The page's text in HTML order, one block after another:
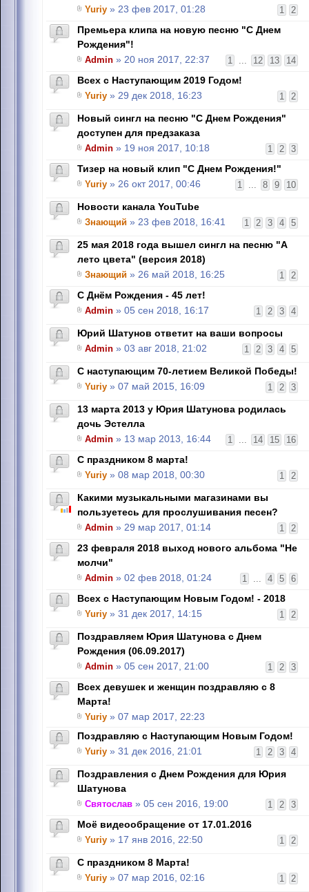
1 2
Yuriy » 23 фев 2017, 01:28
Премьера клипа на новую песню "С Днем
Рождения"!
1 ... 12 13 14
Admin » 20 ноя 2017, 22:37
Всех с Наступающим 2019 Годом!
1 2
Yuriy » 29 дек 2018, 16:23
Новый сингл на песню "С Днем Рождения"
доступен для предзаказа
1 2 3
Admin » 19 ноя 2017, 10:18
Тизер на новый клип "С Днем Рождения!"
1 ... 8 9 10
Yuriy » 26 окт 2017, 00:46
Новости канала YouTube
1 2 3 4 5
Знающий » 23 фев 2018, 16:41
25 мая 2018 года вышел сингл на песню "А
лето цвета" (версия 2018)
1 2
Знающий » 26 май 2018, 16:25
С Днём Рождения - 45 лет!
1 2 3 4
Admin » 05 сен 2018, 16:17
Юрий Шатунов ответит на ваши вопросы
1 2 3 4 5
Admin » 03 авг 2018, 21:02
С наступающим 70-летием Великой Победы!
1 2 3
Yuriy » 07 май 2015, 16:09
13 марта 2013 у Юрия Шатунова родилась
дочь Эстелла
1 ... 14 15 16
Admin » 13 мар 2013, 16:44
С праздником 8 марта!
1 2
Yuriy » 08 мар 2018, 00:30
Какими музыкальными магазинами вы
пользуетесь для прослушивания песен?
1 2
Admin » 29 мар 2017, 01:14
23 февраля 2018 выход нового альбома "Не
молчи"
1 ... 4 5 6
Admin » 02 фев 2018, 01:24
Всех с Наступающим Новым Годом! - 2018
1 2
Yuriy » 31 дек 2017, 14:15
Поздравляем Юрия Шатунова с Днем
Рождения (06.09.2017)
1 2 3
Admin » 05 сен 2017, 21:00
Всех девушек и женщин поздравляю с 8
Марта!
Yuriy » 07 мар 2017, 22:23
Поздравляю с Наступающим Новым Годом!
1 2 3 4
Yuriy » 31 дек 2016, 21:01
Поздравления с Днем Рождения для Юрия
Шатунова
1 2 3
Святослав » 05 сен 2016, 19:00
Моё видеообращение от 17.01.2016
1 2
Yuriy » 17 янв 2016, 22:50
C праздником 8 Марта!
1 2
Yuriy » 07 мар 2016, 02:16